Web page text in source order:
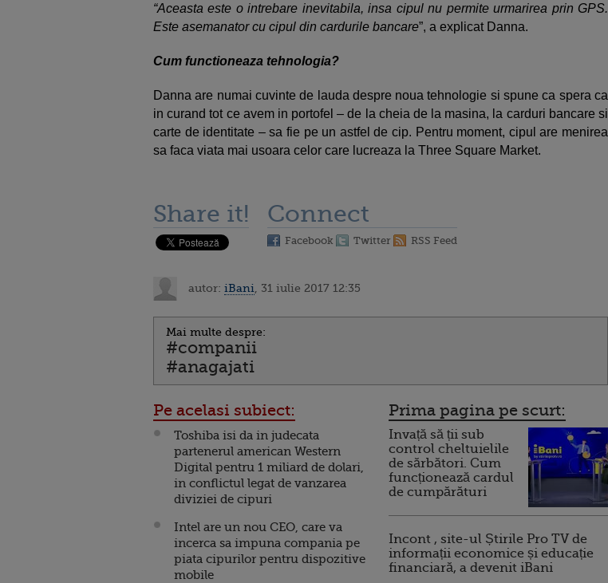
“Aceasta este o intrebare inevitabila, insa cipul nu permite urmarirea prin GPS.
Este asemanator cu cipul din cardurile bancare”, a explicat Danna.
Cum functioneaza tehnologia?
Danna are numai cuvinte de lauda despre noua tehnologie si spune ca spera ca
in curand tot ce avem in portofel – de la cheia de la masina, la carduri bancare si
carte de identitate – sa fie pe un astfel de cip. Pentru moment, cipul are menirea
sa faca viata mai usoara celor care lucreaza la Three Square Market.
Share it! Connect
Facebook Twitter RSS Feed
autor: iBani , 31 iulie 2017 12:35
Mai multe despre:
#companii
#anagajati
Pe acelasi subiect:
Toshiba isi da in judecata
partenerul american Western
Digital pentru 1 miliard de dolari,
in conflictul legat de vanzarea
diviziei de cipuri
Intel are un nou CEO, care va
incerca sa impuna compania pe
piata cipurilor pentru dispozitive
mobile
Prima pagina pe scurt:
Invață să ții sub
control cheltuielile
de sărbători. Cum
funcționează cardul
de cumpărături
Incont , site-ul Știrile Pro TV de
informații economice și educație
financiară, a devenit iBani